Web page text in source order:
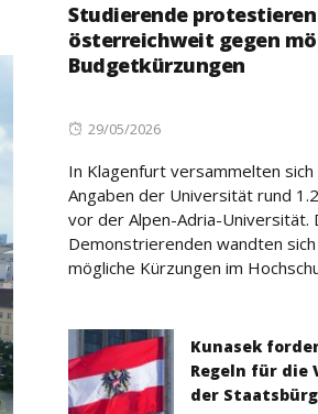
Studierende protestieren
österreichweit gegen
Budgetkürzungen
Posted
29/05/2026
In Klagenfurt versammelten sich
Angaben der Universität rund
vor der Alpen-Adria-Universität.
Demonstrierenden wandten
mögliche Kürzungen im
Kunasek
Regeln für die
der